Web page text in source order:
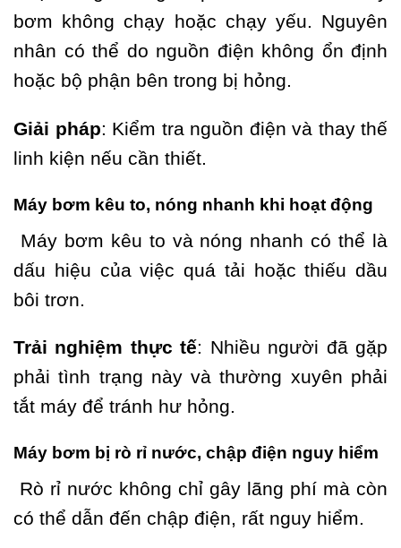
bơm không chạy hoặc chạy yếu. Nguyên
nhân có thể do nguồn điện không ổn định
hoặc bộ phận bên trong bị hỏng.
Giải pháp: Kiểm tra nguồn điện và thay thế
linh kiện nếu cần thiết.
Máy bơm kêu to, nóng nhanh khi hoạt động
Máy bơm kêu to và nóng nhanh có thể là
dấu hiệu của việc quá tải hoặc thiếu dầu
bôi trơn.
Trải nghiệm thực tế: Nhiều người đã gặp
phải tình trạng này và thường xuyên phải
tắt máy để tránh hư hỏng.
Máy bơm bị rò rỉ nước, chập điện nguy hiểm
Rò rỉ nước không chỉ gây lãng phí mà còn
có thể dẫn đến chập điện, rất nguy hiểm.